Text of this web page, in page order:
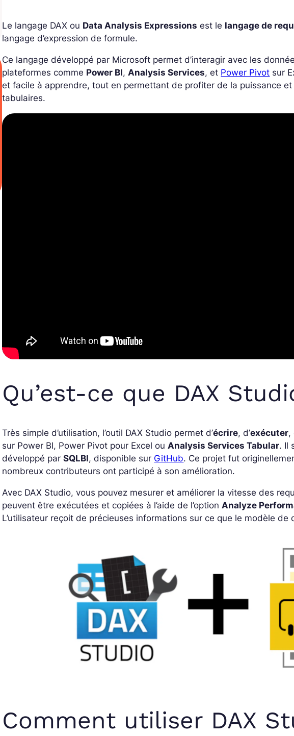
Le langage DAX ou Data Analysis Expressions est le langage de
langage d’expression de formule.
Ce langage développé par Microsoft permet d’interagir avec les
plateformes comme Power BI,Analysis Services, et Power Pivot sur
et facile à apprendre, tout en permettant de profiter de la puissance
tabulaires.
Qu’est-ce que DAX
Très simple d’utilisation, l’outil DAX Studio permet d’écrire, d’exécuter,
sur Power BI, Power Pivot pour Excel ouAnalysis Services Tabular. Il
développé parSQLBI, disponible sur GitHub. Ce projet fut
nombreux contributeurs ont participé à son amélioration.
Avec DAX Studio, vous pouvez mesurer et améliorer la vitesse des
peuvent être exécutées et copiées à l’aide de l’optionAnalyze
L’utilisateur reçoit de précieuses informations sur ce que le modèle de
Comment utiliser DAX